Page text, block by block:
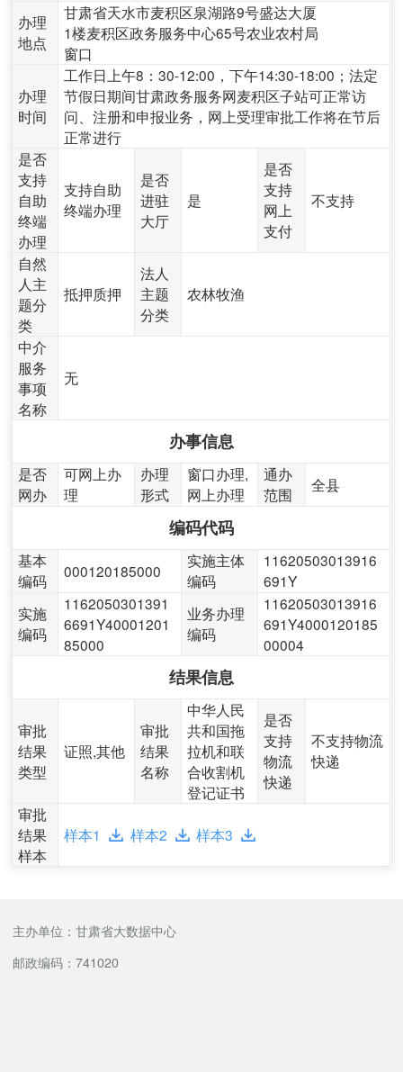
办理
地点
甘肃省天水市麦积区泉湖路9号盛达大厦
1楼麦积区政务服务中心65号农业农村局
窗口
办理
时间
工作日上午8：30-12:00，下午14:30-18:00；法定
节假日期间甘肃政务服务网麦积区子站可正常访
问、注册和申报业务，网上受理审批工作将在节后
正常进行
是否
支持
自助
终端
办理
支持自助
终端办理
是否
进驻
大厅
是
是否
支持
网上
支付
不支持
自然
人主
题分
类
抵押质押
法人
主题
分类
农林牧渔
中介
服务
事项
名称
无
办事信息
是否
网办
可网上办
理
办理
形式
窗口办理,
网上办理
通办
范围
全县
编码代码
基本
编码
000120185000
实施主体
编码
11620503013916
691Y
实施
编码
1162050301391
6691Y40001201
85000
业务办理
编码
11620503013916
691Y4000120185
00004
结果信息
审批
结果
类型
证照,其他
审批
结果
名称
中华人民
共和国拖
拉机和联
合收割机
登记证书
是否
支持
物流
快递
不支持物流
快递
审批
结果
样本
样本1 样本2 样本3
主办单位：甘肃省大数据中心
邮政编码：741020